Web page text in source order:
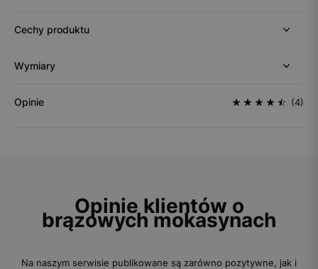
Cechy produktu
Wymiary
Opinie (4)
Opinie klientów o
brązowych mokasynach
Na naszym serwisie publikowane są zarówno pozytywne, jak i